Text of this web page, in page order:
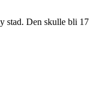
stad. Den skulle bli 17